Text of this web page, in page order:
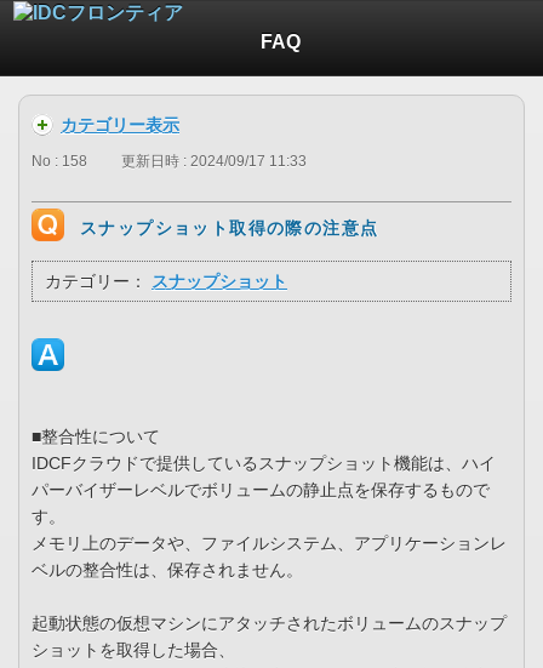
FAQ
カテゴリー表示
No : 158 更新日時 : 2024/09/17 11:33
スナップショット取得の際の注意点
カテゴリー： スナップショット
■整合性について
IDCFクラウドで提供しているスナップショット機能は、ハイ
パーバイザーレベルでボリュームの静止点を保存するもので
す。
メモリ上のデータや、ファイルシステム、アプリケーションレ
ベルの整合性は、保存されません。
起動状態の仮想マシンにアタッチされたボリュームのスナップ
ショットを取得した場合、